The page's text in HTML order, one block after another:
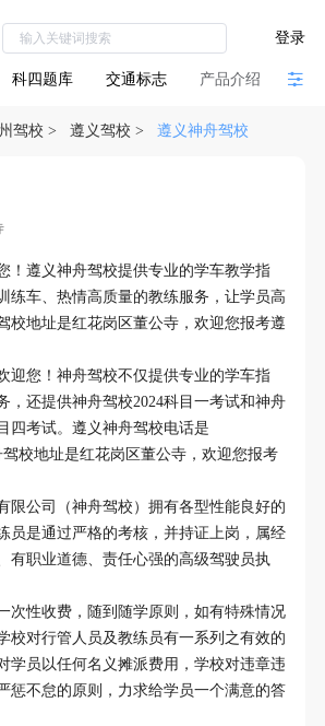
登录
科四题库 交通标志 产品介绍
驾校 > 遵义驾校 > 遵义神舟驾校
！遵义神舟驾校提供专业的学车教学指
练车、热情高质量的教练服务，让学员高
校地址是红花岗区董公寺，欢迎您报考遵
迎您！神舟驾校不仅提供专业的学车指
，还提供神舟驾校2024科目一考试和神舟
四考试。遵义神舟驾校电话是
驾校地址是红花岗区董公寺，欢迎您报考
限公司（神舟驾校）拥有各型性能良好的
员是通过严格的考核，并持证上岗，属经
有职业道德、责任心强的高级驾驶员执
次性收费，随到随学原则，如有特殊情况
校对行管人员及教练员有一系列之有效的
学员以任何名义摊派费用，学校对违章违
惩不怠的原则，力求给学员一个满意的答